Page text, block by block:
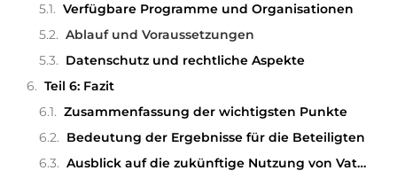
Verfügbare Programme und Organisationen
Ablauf und Voraussetzungen
Datenschutz und rechtliche Aspekte
Teil 6: Fazit
Zusammenfassung der wichtigsten Punkte
Bedeutung der Ergebnisse für die Beteiligten
Ausblick auf die zukünftige Nutzung von Vaterschaftstests